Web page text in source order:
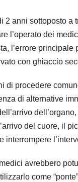
2 anni sottoposto
l’operato dei
l’errore
con ghiaccio
di procedere
di alternative
del cuore, il
interrompere
avrebbero
come